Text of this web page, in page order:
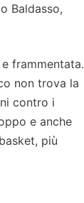
Baldasso,
frammentata.
non trova la
contro i
e anche
più